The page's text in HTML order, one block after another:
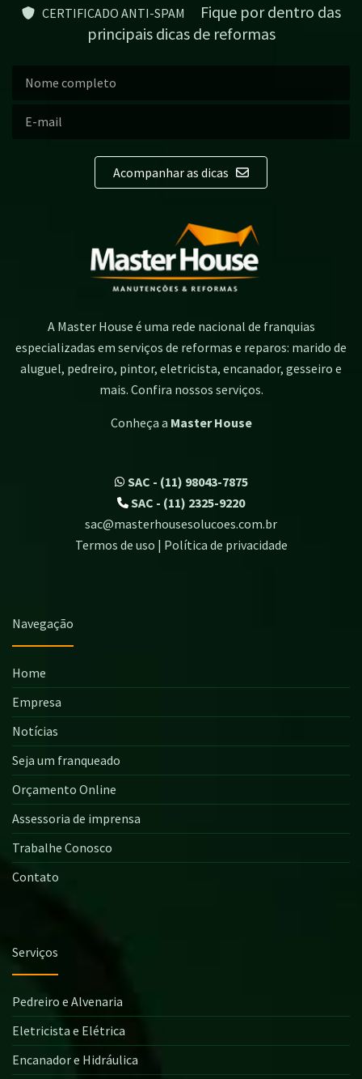
CERTIFICADO ANTI-SPAM
Fique por dentro das
principais dicas de reformas
Acompanhar as dicas
A Master House é uma rede nacional de franquias
especializadas em serviços de reformas e reparos: marido de
aluguel, pedreiro, pintor, eletricista, encanador, gesseiro e
mais. Confira nossos serviços.
Conheça a Master House
SAC - (11) 98043-7875
SAC - (11) 2325-9220
sac@masterhousesolucoes.com.br
Termos de uso | Política de privacidade
Navegação
Home
Empresa
Notícias
Seja um franqueado
Orçamento Online
Assessoria de imprensa
Trabalhe Conosco
Contato
Serviços
Pedreiro e Alvenaria
Eletricista e Elétrica
Encanador e Hidráulica